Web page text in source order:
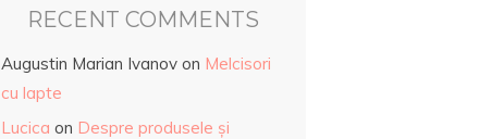
RECENT COMMENTS
Augustin Marian Ivanov on Melcisori
cu lapte
Lucica on Despre produsele și